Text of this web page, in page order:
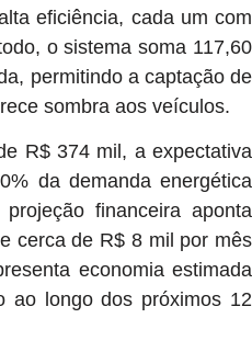
eficiência, cada um com
o sistema soma 117,60
permitindo a captação de
sombra aos veículos.
R$ 374 mil, a expectativa
da demanda energética
financeira aponta
cerca de R$ 8 mil por mês
economia estimada
ao longo dos próximos 12